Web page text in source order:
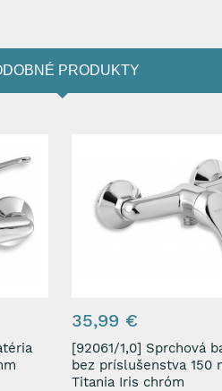
PRODUKTY
35,99 €
[92061/1,0] Sprchová batéria
bez príslušenstva 150
Titania Iris chróm